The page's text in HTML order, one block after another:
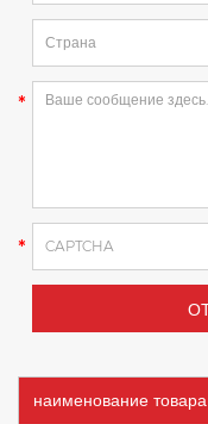
наименование товара